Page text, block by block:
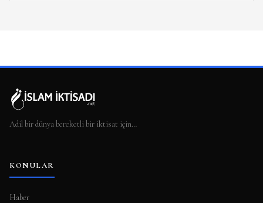
Adil bir dünya bereketli bir iktisat için…
KONULAR
Haber